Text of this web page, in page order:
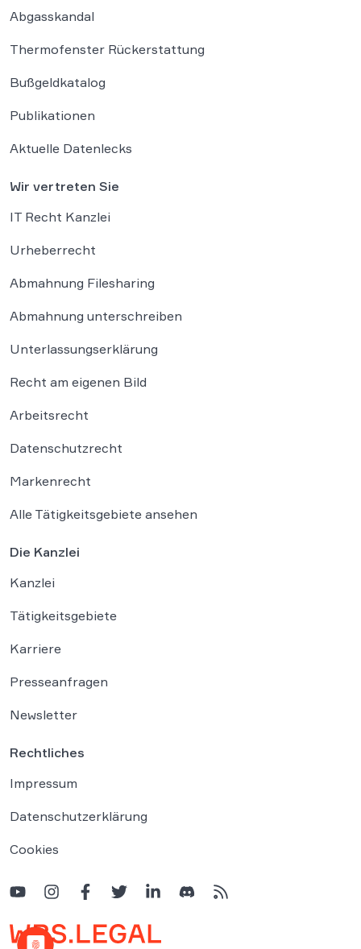
Abgasskandal
Thermofenster Rückerstattung
Bußgeldkatalog
Publikationen
Aktuelle Datenlecks
Wir vertreten Sie
IT Recht Kanzlei
Urheberrecht
Abmahnung Filesharing
Abmahnung unterschreiben
Unterlassungserklärung
Recht am eigenen Bild
Arbeitsrecht
Datenschutzrecht
Markenrecht
Alle Tätigkeitsgebiete ansehen
Die Kanzlei
Kanzlei
Tätigkeitsgebiete
Karriere
Presseanfragen
Newsletter
Rechtliches
Impressum
Datenschutzerklärung
Cookies